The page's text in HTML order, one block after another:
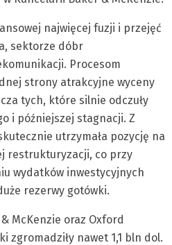
najwięcej fuzji i przejęć
sektorze dóbr
Procesom
strony atrakcyjne wyceny
tych, które silnie odczuły
i późniejszej stagnacji. Z
utrzymała pozycję na
restrukturyzacji, co przy
wydatków inwestycyjnych
rezerwy gotówki.
McKenzie oraz Oxford
zgromadziły nawet 1,1 bln dol.